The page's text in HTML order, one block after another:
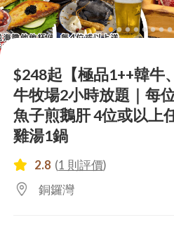
lens lens lens lens lens lens lens lens
$248起【極品1++韓牛
牛牧場2小時放題｜每
魚子煎鵝肝 4位或以上
雞湯1鍋
2.8 (1 則評價)
銅鑼灣